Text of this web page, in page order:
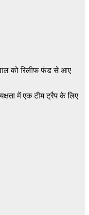
को रिलीफ फंड से आए
में एक टीम ट्रैप के लिए